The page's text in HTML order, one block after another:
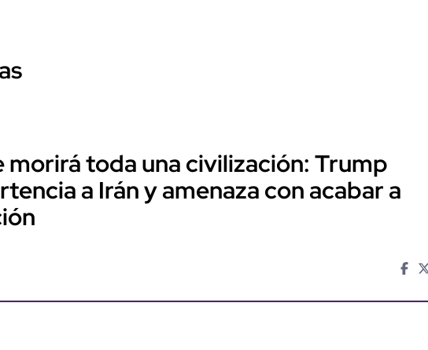
morirá toda una civilización: Trump
a Irán y amenaza con acabar a